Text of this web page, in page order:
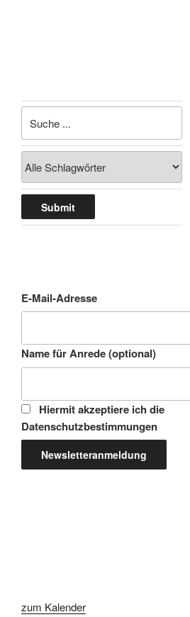
E-Mail-Adresse
Name für Anrede (optional)
Hiermit akzeptiere ich die
Datenschutzbestimmungen
zum Kalender